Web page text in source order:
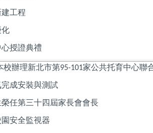
工程
化
心授證典禮
校辦理新北市第95-101家公共托育中心聯
成安裝與測試
任第三十四屆家長會會長
安全監視器